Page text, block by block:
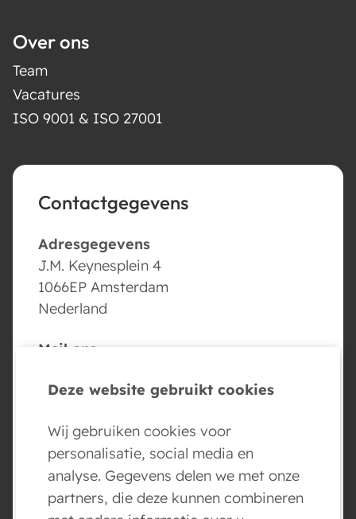
Over ons
Team
Vacatures
ISO 9001 & ISO 27001
Contactgegevens
Adresgegevens
J.M. Keynesplein 4
1066EP Amsterdam
Nederland
Mail ons
BOEK NU JE AI AGENT DEMO
Deze website gebruikt cookies
Wij gebruiken cookies voor
personalisatie, social media en
analyse. Gegevens delen we met onze
partners, die deze kunnen combineren